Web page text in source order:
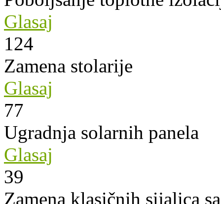
Glasaj
124
Zamena stolarije
Glasaj
77
Ugradnja solarnih panela
Glasaj
39
Zamena klasičnih sijalica